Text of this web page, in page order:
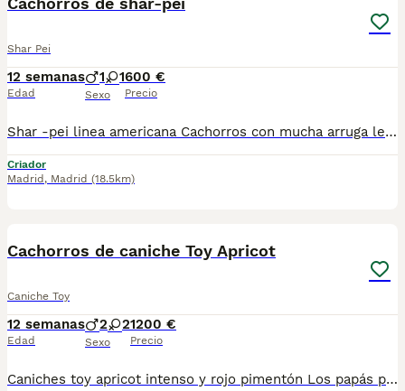
Shar Pei
12 semanas
Edad
1 1
Sexo
600 €
Precio
Shar -pei linea americana Cachorros con mucha arruga lengua azul . tenemos machos y hembras ,distintos colores Nuestros cachorros nacen y crecen en un ambiente familiar ,sin jaulas ,con un respeto y exclusiva cria,somos respetuosos con el tiempo de destete ,cada cachorro necesita su tiempo.. Destetamos con un pienso de alta calidad , Cachorros revisados ,desde el nacimiento ,hasta la entrega por un veterinario competente ,buscando siempre el bienestar de nuestros animales.. Sociabilizados y equilibrados tanto padres como cachorros Se entregan con todo el protocolo veterinario legal,y garantías por escrito completas.. Tenemos servicio de entrega personalizado a cualquier punto de España,directo.. El precio puede cambiar tanto en sexo como en características del cachorro. Dejanos tú teléfono y te mandamos toda la información fotos y vídeos ..
Criador
Madrid , Madrid (18.5km)
Cachorros de caniche Toy Apricot
Caniche Toy
12 semanas
Edad
2 2
Sexo
1200 €
Precio
Caniches toy apricot intenso y rojo pimentón Los papás pesan 3100 kg y 3.kg miden a la cruz 24 y 22 tenemos machos y hembras ,distintos colores Nuestros cachorros nacen y crecen en un ambiente familiar ,sin jaulas ,con un respeto y exclusiva cria,somos respetuosos con el tiempo de destete ,cada cachorro necesita su tiempo.. Destetamos con un pienso de alta calidad , Cachorros revisados ,desde el nacimiento ,hasta la entrega por un veterinario competente ,buscando siempre el bienestar de nuestros animales.. Sociabilizados y equilibrados tanto padres como cachorros Se entregan con todo el protocolo veterinario legal,y garantías por escrito completas.. Tenemos servicio de entrega personalizado a cualquier punto de España,directo.. El precio puede cambiar tanto en sexo como en características del cachorro. Dejanos tú teléfono y te mandamos toda la información fotos y vídeos ..